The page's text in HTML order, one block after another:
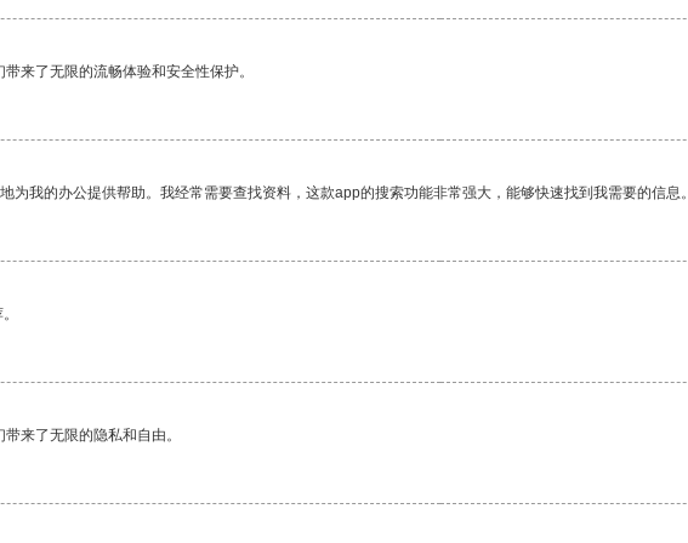
来了无限的流畅体验和安全性保护。
为我的办公提供帮助。我经常需要查找资料，这款app的搜索功能非常强大，能够快速找到我需要的信息。
来了无限的隐私和自由。